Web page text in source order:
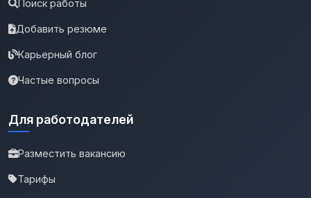
Поиск работы
Добавить резюме
Карьерный блог
Частые вопросы
Для работодателей
Разместить вакансию
Тарифы